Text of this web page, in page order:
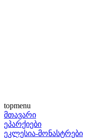
topmenu
მთავარი
ეპარქიები
ეკლესია-მონასტრები